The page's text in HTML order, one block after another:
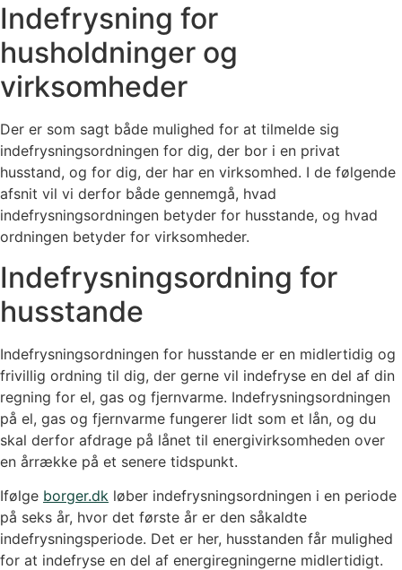
Indefrysning for
husholdninger og
virksomheder
Der er som sagt både mulighed for at tilmelde sig
indefrysningsordningen for dig, der bor i en privat
husstand, og for dig, der har en virksomhed. I de følgende
afsnit vil vi derfor både gennemgå, hvad
indefrysningsordningen betyder for husstande, og hvad
ordningen betyder for virksomheder.
Indefrysningsordning for
husstande
Indefrysningsordningen for husstande er en midlertidig og
frivillig ordning til dig, der gerne vil indefryse en del af din
regning for el, gas og fjernvarme. Indefrysningsordningen
på el, gas og fjernvarme fungerer lidt som et lån, og du
skal derfor afdrage på lånet til energivirksomheden over
en årrække på et senere tidspunkt.
Ifølge borger.dk løber indefrysningsordningen i en periode
på seks år, hvor det første år er den såkaldte
indefrysningsperiode. Det er her, husstanden får mulighed
for at indefryse en del af energiregningerne midlertidigt.